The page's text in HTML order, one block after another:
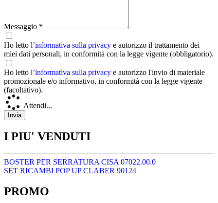
Messaggio *
Ho letto l’informativa sulla privacy e autorizzo il trattamento dei
miei dati personali, in conformità con la legge vigente (obbligatorio).
Ho letto l’informativa sulla privacy e autorizzo l'invio di materiale
promozionale e/o informativo, in conformità con la legge vigente
(facoltativo).
Attendi...
I PIU' VENDUTI
BOSTER PER SERRATURA CISA 07022.00.0
SET RICAMBI POP UP CLABER 90124
PROMO